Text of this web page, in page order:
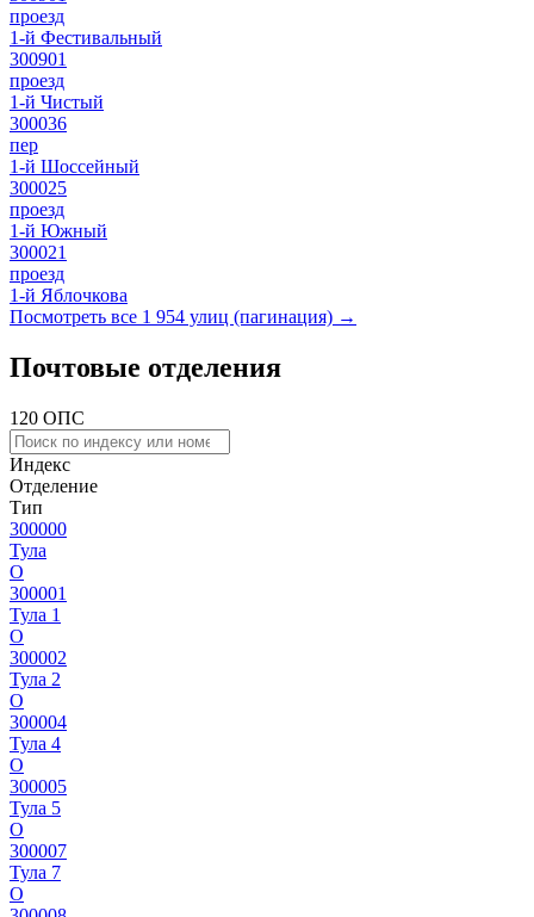
проезд
1-й Фестивальный
300901
проезд
1-й Чистый
300036
пер
1-й Шоссейный
300025
проезд
1-й Южный
300021
проезд
1-й Яблочкова
Посмотреть все 1 954 улиц (пагинация) →
Почтовые отделения
120 ОПС
Индекс
Отделение
Тип
300000
Тула
О
300001
Тула 1
О
300002
Тула 2
О
300004
Тула 4
О
300005
Тула 5
О
300007
Тула 7
О